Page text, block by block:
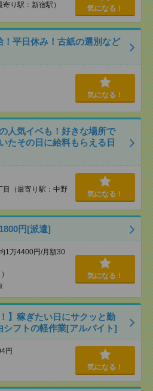
り駅：新宿駅） 気になる！
平日休み！古紙の選別など
気になる！
人気イベも！好きな場所で
たその日に給料もらえる日
目（最寄り駅：中野
気になる！
円[派遣]
1万4400円/月額30
気になる！
】稼ぎたい日にサクッと勤
シフトの軽作業[アルバイト]
円
気になる！